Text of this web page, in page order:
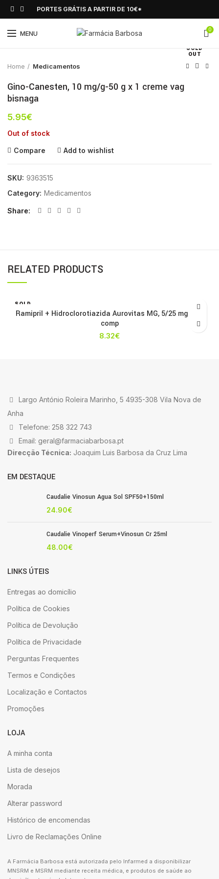
PORTES GRÁTIS A PARTIR DE 10€*
MENU 0
SOLD
OUT
Click to enlarge
Home Medicamentos
Gino-Canesten, 10 mg/g-50 g x 1 creme vag
bisnaga
5.95€
Out of stock
Compare Add to wishlist
SKU: 9363515
Category: Medicamentos
Share
RELATED PRODUCTS
SOLD
OUT
Ramipril + Hidroclorotiazida Aurovitas MG, 5/25 mg x 56
comp
8.32€
Largo António Roleira Marinho, 5 4935-308 Vila Nova de
Anha
Telefone: 258 322 743
Email: geral@farmaciabarbosa.pt
Direcção Técnica: Joaquim Luis Barbosa da Cruz Lima
EM DESTAQUE
Caudalie Vinosun Agua Sol SPF50+150ml
24.90€
Caudalie Vinoperf Serum+Vinosun Cr 25ml
48.00€
LINKS ÚTEIS
Entregas ao domicílio
Política de Cookies
Política de Devolução
Política de Privacidade
Perguntas Frequentes
Termos e Condições
Localização e Contactos
Promoções
LOJA
A minha conta
Lista de desejos
Morada
Alterar password
Histórico de encomendas
Livro de Reclamações Online
A Farmácia Barbosa está autorizada pelo Infarmed a disponibilizar
MNSRM e MSRM mediante receita médica, e produtos de saúde ao